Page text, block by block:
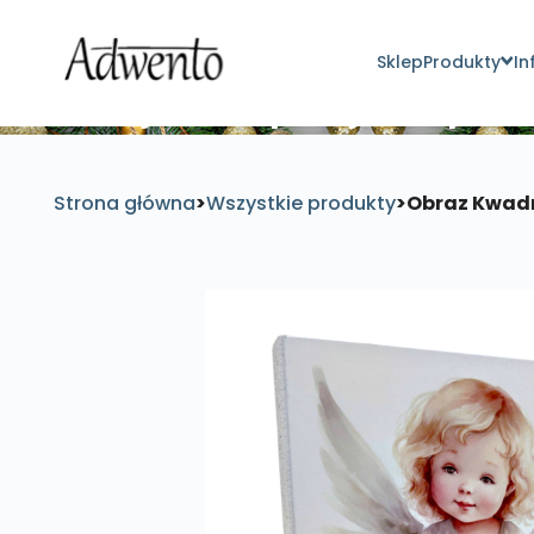
SklepProdukty
Strona główna>Wszystkie produkty>Obraz